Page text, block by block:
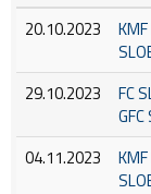
20.10.2023
29.10.2023
FC
GFC
04.11.2023